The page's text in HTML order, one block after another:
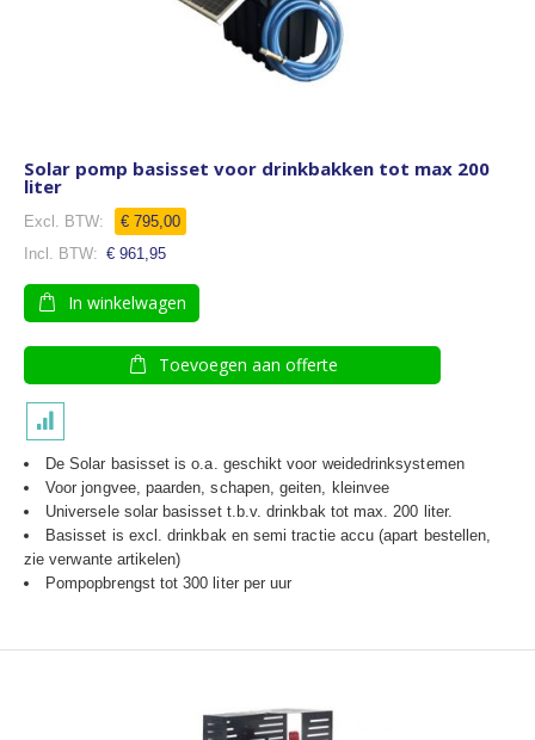
Solar pomp basisset voor drinkbakken tot max 200
liter
€ 795,00
€ 961,95
In winkelwagen
Toevoegen aan offerte
De Solar basisset is o.a. geschikt voor weidedrinksystemen
Voor jongvee, paarden, schapen, geiten, kleinvee
Universele solar basisset t.b.v. drinkbak tot max. 200 liter.
Basisset is excl. drinkbak en semi tractie accu (apart bestellen,
zie verwante artikelen)
Pompopbrengst tot 300 liter per uur